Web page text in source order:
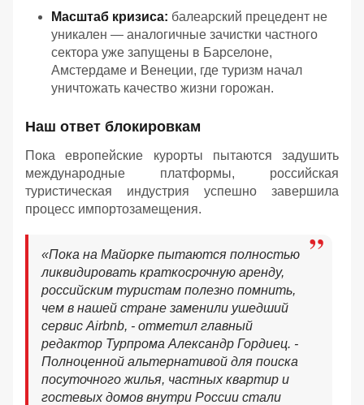
Масштаб кризиса: балеарский прецедент не
уникален — аналогичные зачистки частного
сектора уже запущены в Барселоне,
Амстердаме и Венеции, где туризм начал
уничтожать качество жизни горожан.
Наш ответ блокировкам
Пока европейские курорты пытаются задушить
международные платформы, российская
туристическая индустрия успешно завершила
процесс импортозамещения.
«Пока на Майорке пытаются полностью
ликвидировать краткосрочную аренду,
российским туристам полезно помнить,
чем в нашей стране заменили ушедший
сервис Airbnb, - отметил главный
редактор Турпрома Александр Гордиец. -
Полноценной альтернативой для поиска
посуточного жилья, частных квартир и
гостевых домов внутри России стали